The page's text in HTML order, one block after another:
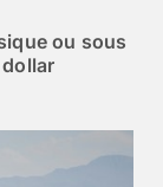
ou sous